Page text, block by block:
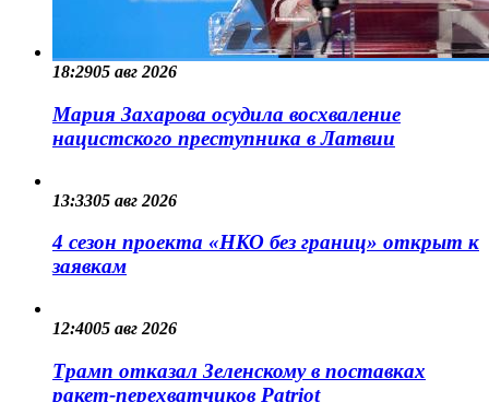
18:2905 авг 2026
Мария Захарова осудила восхваление
нацистского преступника в Латвии
13:3305 авг 2026
4 сезон проекта «НКО без границ» открыт к
заявкам
12:4005 авг 2026
Трамп отказал Зеленскому в поставках
ракет-перехватчиков Patriot